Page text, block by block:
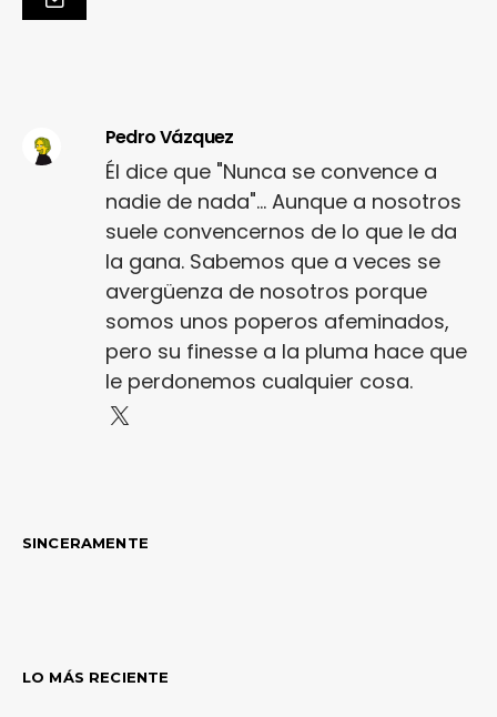
Pedro Vázquez
Él dice que "Nunca se convence a
nadie de nada"... Aunque a nosotros
suele convencernos de lo que le da
la gana. Sabemos que a veces se
avergüenza de nosotros porque
somos unos poperos afeminados,
pero su finesse a la pluma hace que
le perdonemos cualquier cosa.
SINCERAMENTE
LO MÁS RECIENTE